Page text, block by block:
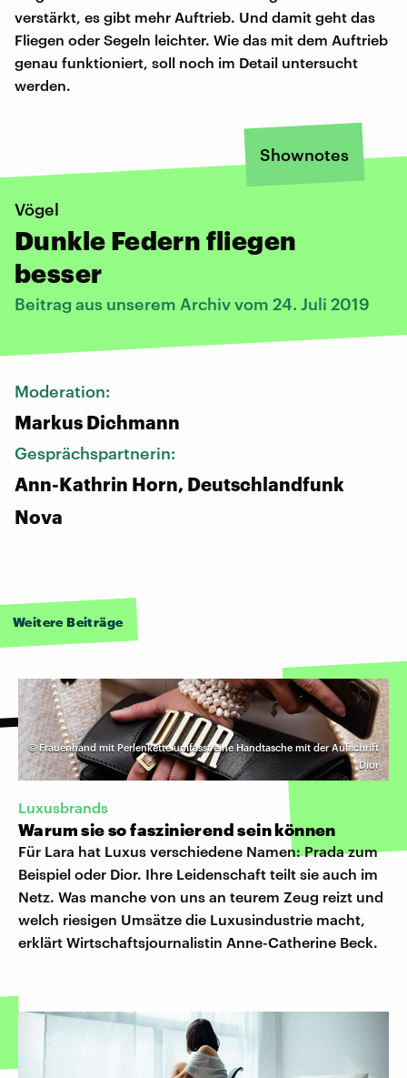
verstärkt, es gibt mehr Auftrieb. Und damit geht das
Fliegen oder Segeln leichter. Wie das mit dem Auftrieb
genau funktioniert, soll noch im Detail untersucht
werden.
Shownotes
Vögel
Dunkle Federn fliegen
besser
Beitrag aus unserem Archiv vom 24. Juli 2019
Moderation:
Markus Dichmann
Gesprächspartnerin:
Ann-Kathrin Horn, Deutschlandfunk
Nova
Weitere Beiträge
©Frauenhand mit Perlenkette umfasst eine Handtasche mit der Aufschrift
Dior
Luxusbrands
Warum sie so faszinierend sein können
Für Lara hat Luxus verschiedene Namen: Prada zum
Beispiel oder Dior. Ihre Leidenschaft teilt sie auch im
Netz. Was manche von uns an teurem Zeug reizt und
welch riesigen Umsätze die Luxusindustrie macht,
erklärt Wirtschaftsjournalistin Anne-Catherine Beck.